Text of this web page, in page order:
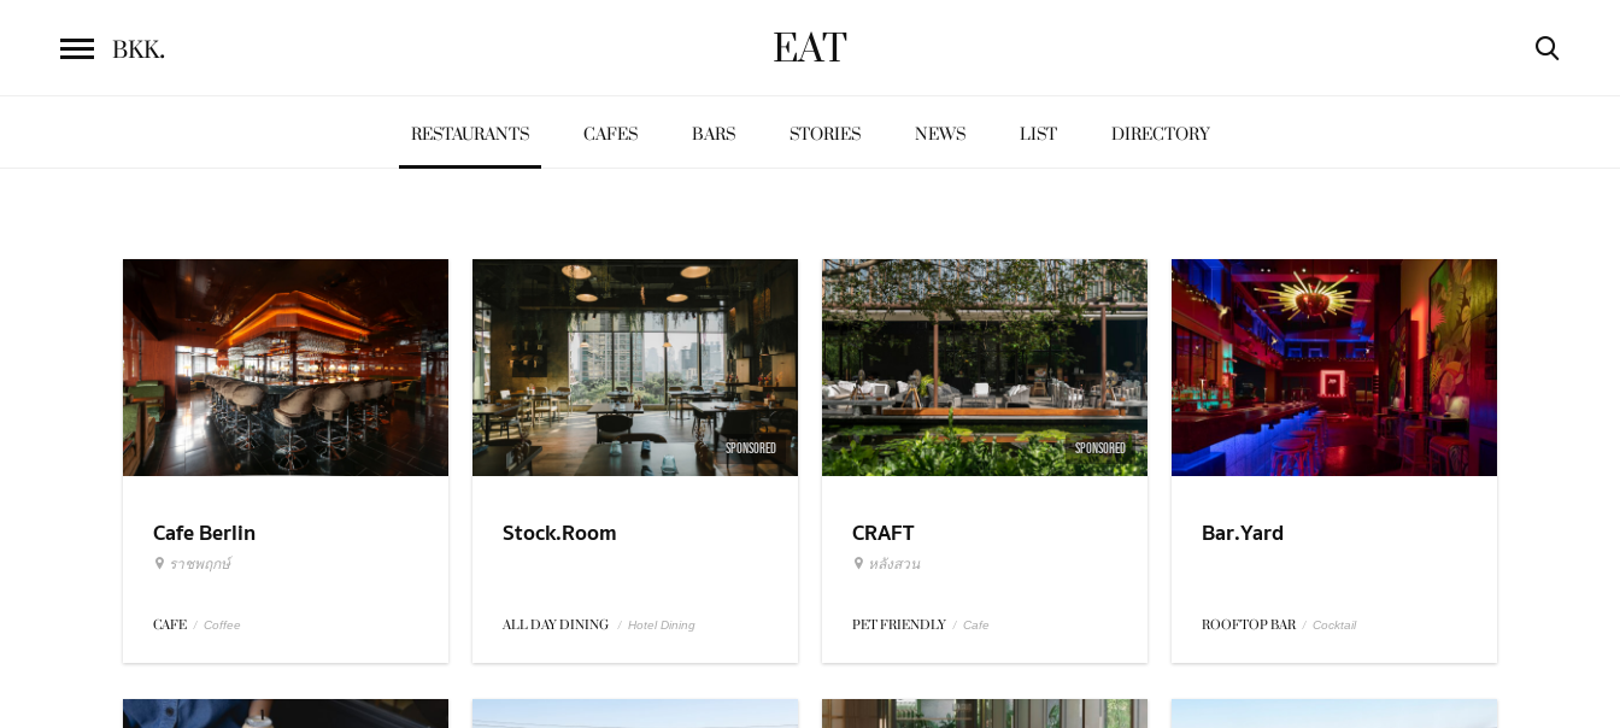
BKK. EAT
RESTAURANTS CAFES BARS STORIES NEWS LIST DIRECTORY
Cafe Berlin
ราชพฤกษ์
CAFE / Coffee
SPONSORED
Stock.Room
ALL DAY DINING / Hotel Dining
SPONSORED
CRAFT
หลังสวน
PET FRIENDLY / Cafe
Bar.Yard
ROOFTOP BAR / Cocktail